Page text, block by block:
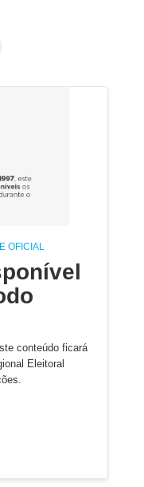
OFICIAL
conteúdo ficará
Eleitoral